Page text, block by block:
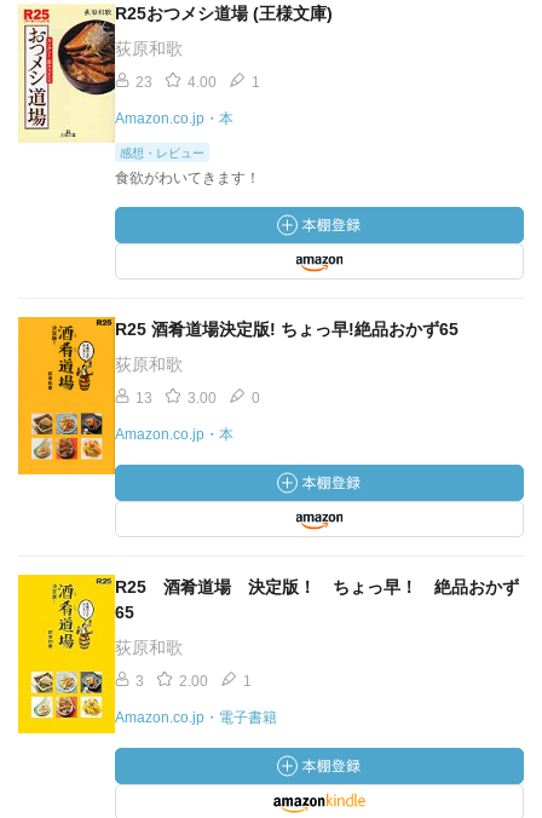
R25おつメシ道場 (王様文庫)
荻原和歌
23 4.00 1
Amazon.co.jp・本
感想・レビュー
食欲がわいてきます！
R25 酒肴道場決定版! ちょっ早!絶品おかず65
荻原和歌
13 3.00 0
Amazon.co.jp・本
R25 酒肴道場 決定版！ ちょっ早！ 絶品おかず
65
荻原和歌
3 2.00 1
Amazon.co.jp・電子書籍